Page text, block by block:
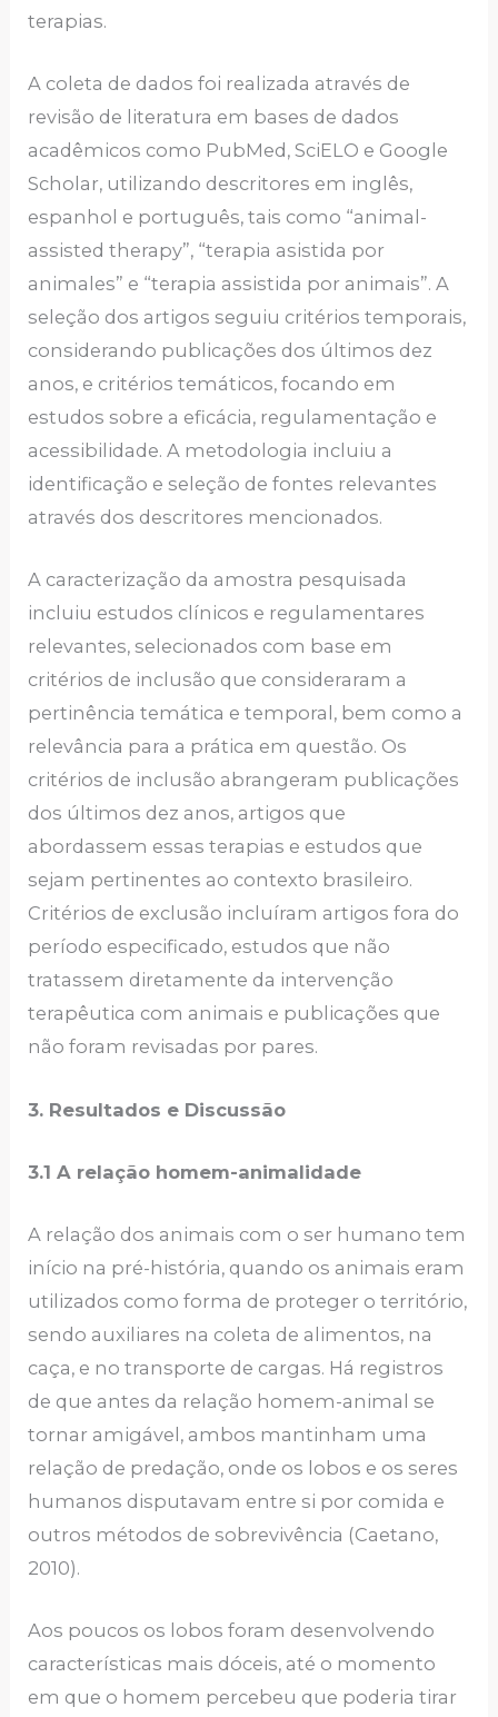
terapias.
A coleta de dados foi realizada através de
revisão de literatura em bases de dados
acadêmicos como PubMed, SciELO e Google
Scholar, utilizando descritores em inglês,
espanhol e português, tais como “animal-
assisted therapy”, “terapia asistida por
animales” e “terapia assistida por animais”. A
seleção dos artigos seguiu critérios temporais,
considerando publicações dos últimos dez
anos, e critérios temáticos, focando em
estudos sobre a eficácia, regulamentação e
acessibilidade. A metodologia incluiu a
identificação e seleção de fontes relevantes
através dos descritores mencionados.
A caracterização da amostra pesquisada
incluiu estudos clínicos e regulamentares
relevantes, selecionados com base em
critérios de inclusão que consideraram a
pertinência temática e temporal, bem como a
relevância para a prática em questão. Os
critérios de inclusão abrangeram publicações
dos últimos dez anos, artigos que
abordassem essas terapias e estudos que
sejam pertinentes ao contexto brasileiro.
Critérios de exclusão incluíram artigos fora do
período especificado, estudos que não
tratassem diretamente da intervenção
terapêutica com animais e publicações que
não foram revisadas por pares.
3. Resultados e Discussão
3.1 A relação homem-animalidade
A relação dos animais com o ser humano tem
início na pré-história, quando os animais eram
utilizados como forma de proteger o território,
sendo auxiliares na coleta de alimentos, na
caça, e no transporte de cargas. Há registros
de que antes da relação homem-animal se
tornar amigável, ambos mantinham uma
relação de predação, onde os lobos e os seres
humanos disputavam entre si por comida e
outros métodos de sobrevivência (Caetano,
2010).
Aos poucos os lobos foram desenvolvendo
características mais dóceis, até o momento
em que o homem percebeu que poderia tirar